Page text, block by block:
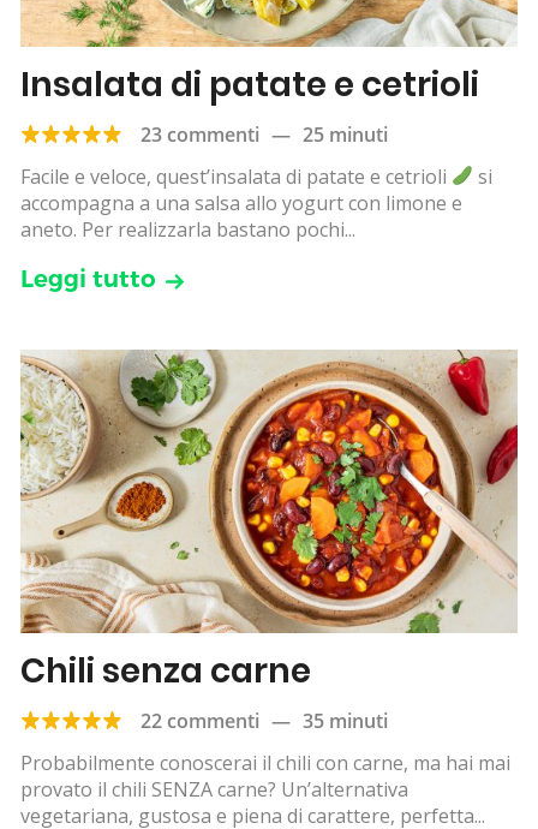
Insalata di patate e cetrioli
23 commenti — 25 minuti
Facile e veloce, quest’insalata di patate e cetrioli
si
accompagna a una salsa allo yogurt con limone e
aneto. Per realizzarla bastano pochi...
Leggi tutto
Chili senza carne
22 commenti — 35 minuti
Probabilmente conoscerai il chili con carne, ma hai mai
provato il chili SENZA carne? Un’alternativa
vegetariana, gustosa e piena di carattere, perfetta...